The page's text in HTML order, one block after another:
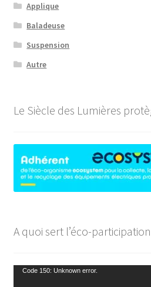
Applique
Baladeuse
Suspension
Autre
Le Siècle des Lumières
A quoi sert l’éco-
Lecteur
Code 150: Unknown error.